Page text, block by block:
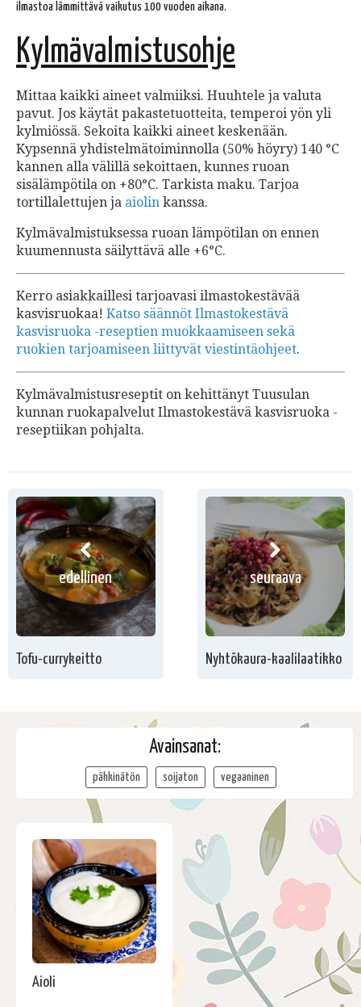
ilmastoa lämmittävä vaikutus 100 vuoden aikana.
Kylmävalmistusohje
Mittaa kaikki aineet valmiiksi. Huuhtele ja valuta
pavut. Jos käytät pakastetuotteita, temperoi yön yli
kylmiössä. Sekoita kaikki aineet keskenään.
Kypsennä yhdistelmätoiminnolla (50% höyry) 140 °C
kannen alla välillä sekoittaen, kunnes ruoan
sisälämpötila on +80°C. Tarkista maku. Tarjoa
tortillalettujen ja aiolin kanssa.
Kylmävalmistuksessa ruoan lämpötilan on ennen
kuumennusta säilyttävä alle +6°C.
Kerro asiakkaillesi tarjoavasi ilmastokestävää
kasvisruokaa! Katso säännöt Ilmastokestävä
kasvisruoka -reseptien muokkaamiseen sekä
ruokien tarjoamiseen liittyvät viestintäohjeet.
Kylmävalmistusreseptit on kehittänyt Tuusulan
kunnan ruokapalvelut Ilmastokestävä kasvisruoka -
reseptiikan pohjalta.
edellinen
Tofu-currykeitto
seuraava
Nyhtökaura-kaalilaatikko
Avainsanat:
pähkinätön soijaton vegaaninen
Aioli